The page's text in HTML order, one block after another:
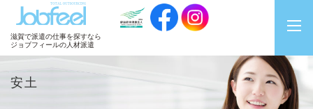
JobFeel
滋賀で派遣の仕事を探すなら
ジョブフィールの人材派遣
安土